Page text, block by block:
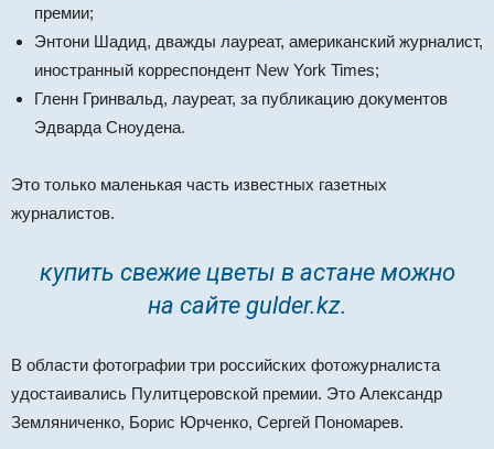
премии;
Энтони Шадид, дважды лауреат, американский журналист,
иностранный корреспондент New York Times;
Гленн Гринвальд, лауреат, за публикацию документов
Эдварда Сноудена.
Это только маленькая часть известных газетных
журналистов.
купить свежие цветы в астанеможно
на сайте gulder.kz.
В области фотографии три российских фотожурналиста
удостаивались Пулитцеровской премии. Это Александр
Земляниченко, Борис Юрченко, Сергей Пономарев.